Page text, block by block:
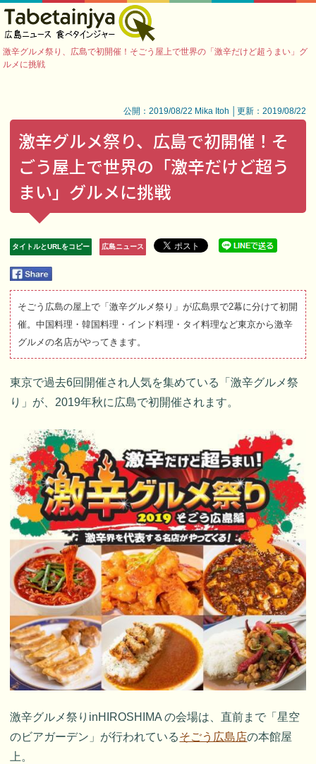
激辛グルメ祭り、広島で初開催！そごう屋上で世界の「激辛だけど超うまい」グ
ルメに挑戦
公開：2019/08/22 Mika Itoh │更新：2019/08/22
激辛グルメ祭り、広島で初開催！そ
ごう屋上で世界の「激辛だけど超う
まい」グルメに挑戦
タイトルとURLをコピー 広島ニュース
そごう広島の屋上で「激辛グルメ祭り」が広島県で2幕に分けて初開
催。中国料理・韓国料理・インド料理・タイ料理など東京から激辛
グルメの名店がやってきます。
東京で過去6回開催され人気を集めている「激辛グルメ祭
り」が、2019年秋に広島で初開催されます。
激辛グルメ祭りinHIROSHIMA の会場は、直前まで「星空
のビアガーデン」が行われているそごう広島店の本館屋
上。